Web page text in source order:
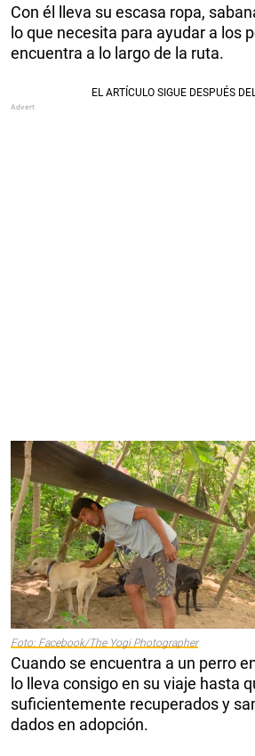
Con él lleva su escasa ropa,
lo que necesita para ayudar a los
encuentra a lo largo de la ruta.
Foto: Facebook/The Yogi Photographer
Cuando se encuentra a un perro
lo lleva consigo en su viaje hasta
suficientemente recuperados y
dados en adopción.